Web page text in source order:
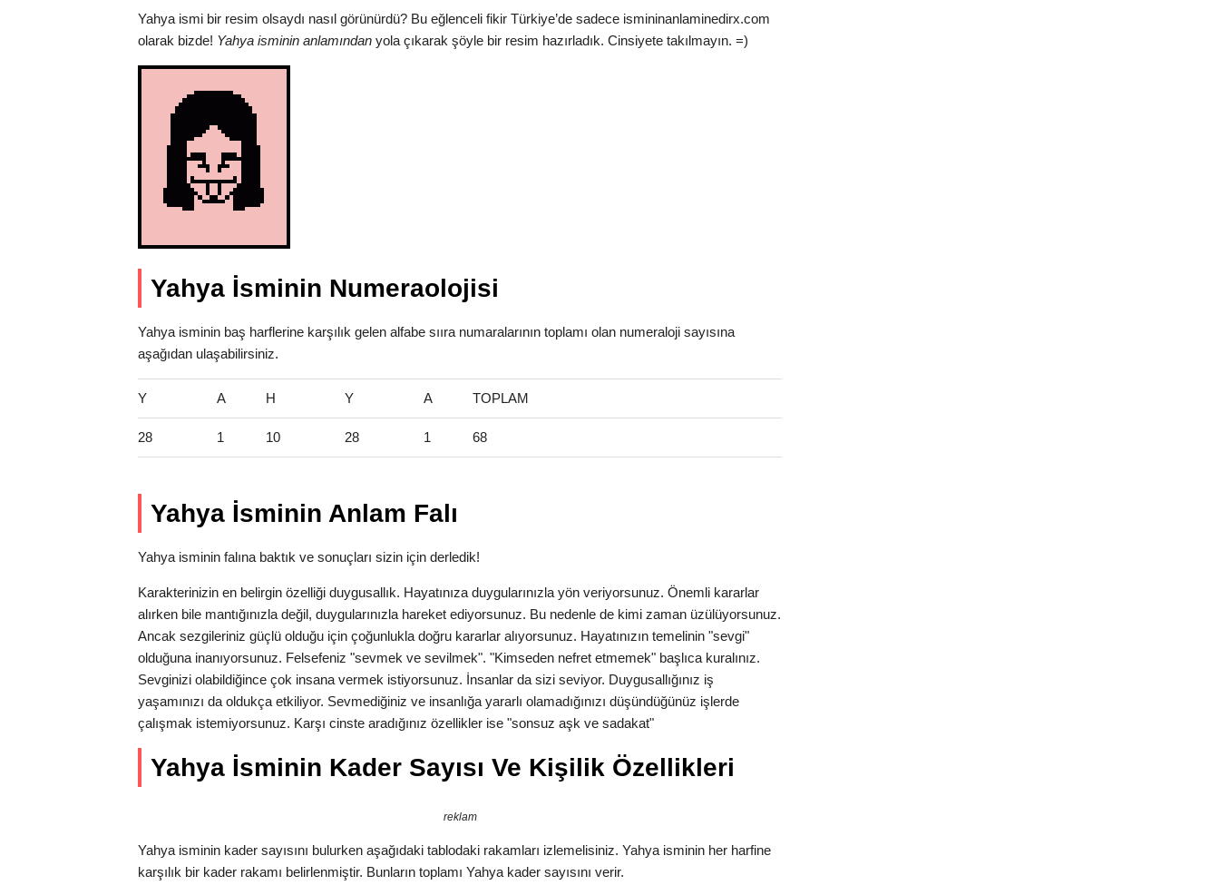
Yahya ismi bir resim olsaydı nasıl görünürdü? Bu eğlenceli fikir Türkiye’de sadece ismininanlaminedirx.com
olarak bizde! Yahya isminin anlamından yola çıkarak şöyle bir resim hazırladık. Cinsiyete takılmayın. =)
Yahya İsminin Numeraolojisi
Yahya isminin baş harflerine karşılık gelen alfabe sııra numaralarının toplamı olan numeraloji sayısına
aşağıdan ulaşabilirsiniz.
Y A H Y A TOPLAM
28 1 10 28 1 68
Yahya İsminin Anlam Falı
Yahya isminin falına baktık ve sonuçları sizin için derledik!
Karakterinizin en belirgin özelliği duygusallık. Hayatınıza duygularınızla yön veriyorsunuz. Önemli kararlar
alırken bile mantığınızla değil, duygularınızla hareket ediyorsunuz. Bu nedenle de kimi zaman üzülüyorsunuz.
Ancak sezgileriniz güçlü olduğu için çoğunlukla doğru kararlar alıyorsunuz. Hayatınızın temelinin "sevgi"
olduğuna inanıyorsunuz. Felsefeniz "sevmek ve sevilmek". "Kimseden nefret etmemek" başlıca kuralınız.
Sevginizi olabildiğince çok insana vermek istiyorsunuz. İnsanlar da sizi seviyor. Duygusallığınız iş
yaşamınızı da oldukça etkiliyor. Sevmediğiniz ve insanlığa yararlı olamadığınızı düşündüğünüz işlerde
çalışmak istemiyorsunuz. Karşı cinste aradığınız özellikler ise "sonsuz aşk ve sadakat"
Yahya İsminin Kader Sayısı Ve Kişilik Özellikleri
reklam
Yahya isminin kader sayısını bulurken aşağıdaki tablodaki rakamları izlemelisiniz. Yahya isminin her harfine
karşılık bir kader rakamı belirlenmiştir. Bunların toplamı Yahya kader sayısını verir.